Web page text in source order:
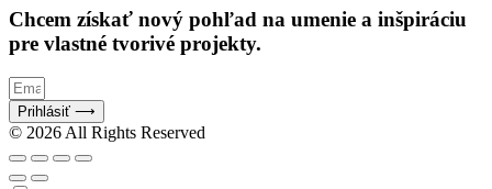
Chcem získať nový pohľad na umenie a inšpiráciu
pre vlastné tvorivé projekty.
Prihlásiť ⟶
© 2026 All Rights Reserved